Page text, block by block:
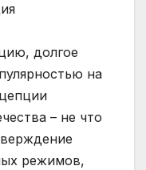
долгое
на
– не что
режимов,